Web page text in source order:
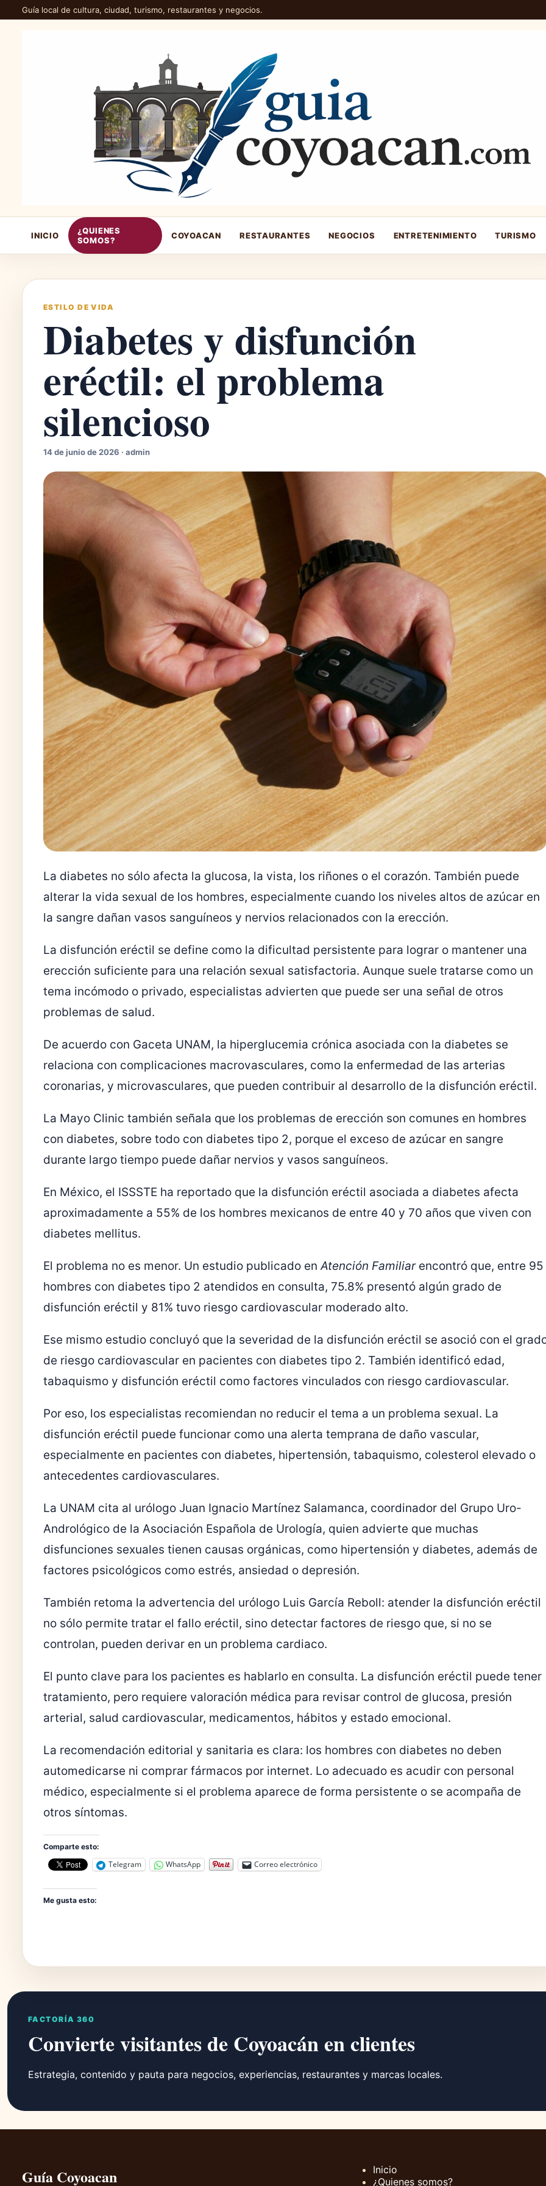
Guía local de cultura, ciudad, turismo, restaurantes y negocios.
INICIO
¿QUIENES
SOMOS?
COYOACAN RESTAURANTES NEGOCIOS ENTRETENIMIENTO TURISMO
ESTILO DE VIDA
Diabetes y disfunción
eréctil: el problema
silencioso
14 de junio de 2026 · admin
La diabetes no sólo afecta la glucosa, la vista, los riñones o el corazón. También puede
alterar la vida sexual de los hombres, especialmente cuando los niveles altos de azúcar en
la sangre dañan vasos sanguíneos y nervios relacionados con la erección.
La disfunción eréctil se define como la dificultad persistente para lograr o mantener una
erección suficiente para una relación sexual satisfactoria. Aunque suele tratarse como un
tema incómodo o privado, especialistas advierten que puede ser una señal de otros
problemas de salud.
De acuerdo con Gaceta UNAM, la hiperglucemia crónica asociada con la diabetes se
relaciona con complicaciones macrovasculares, como la enfermedad de las arterias
coronarias, y microvasculares, que pueden contribuir al desarrollo de la disfunción eréctil.
La Mayo Clinic también señala que los problemas de erección son comunes en hombres
con diabetes, sobre todo con diabetes tipo 2, porque el exceso de azúcar en sangre
durante largo tiempo puede dañar nervios y vasos sanguíneos.
En México, el ISSSTE ha reportado que la disfunción eréctil asociada a diabetes afecta
aproximadamente a 55% de los hombres mexicanos de entre 40 y 70 años que viven con
diabetes mellitus.
El problema no es menor. Un estudio publicado enAtención Familiarencontró que, entre 95
hombres con diabetes tipo 2 atendidos en consulta, 75.8% presentó algún grado de
disfunción eréctil y 81% tuvo riesgo cardiovascular moderado alto.
Ese mismo estudio concluyó que la severidad de la disfunción eréctil se asoció con el
de riesgo cardiovascular en pacientes con diabetes tipo 2. También identificó edad,
tabaquismo y disfunción eréctil como factores vinculados con riesgo cardiovascular.
Por eso, los especialistas recomiendan no reducir el tema a un problema sexual. La
disfunción eréctil puede funcionar como una alerta temprana de daño vascular,
especialmente en pacientes con diabetes, hipertensión, tabaquismo, colesterol elevado o
antecedentes cardiovasculares.
La UNAM cita al urólogo Juan Ignacio Martínez Salamanca, coordinador del Grupo Uro-
Andrológico de la Asociación Española de Urología, quien advierte que muchas
disfunciones sexuales tienen causas orgánicas, como hipertensión y diabetes, además de
factores psicológicos como estrés, ansiedad o depresión.
También retoma la advertencia del urólogo Luis García Reboll: atender la disfunción eréctil
no sólo permite tratar el fallo eréctil, sino detectar factores de riesgo que, si no se
controlan, pueden derivar en un problema cardiaco.
El punto clave para los pacientes es hablarlo en consulta. La disfunción eréctil puede tener
tratamiento, pero requiere valoración médica para revisar control de glucosa, presión
arterial, salud cardiovascular, medicamentos, hábitos y estado emocional.
La recomendación editorial y sanitaria es clara: los hombres con diabetes no deben
automedicarse ni comprar fármacos por internet. Lo adecuado es acudir con personal
médico, especialmente si el problema aparece de forma persistente o se acompaña de
otros síntomas.
Comparte esto:
Telegram WhatsApp Correo electrónico
Me gusta esto:
FACTORÍA 360
Convierte visitantes de Coyoacán en clientes
Estrategia, contenido y pauta para negocios, experiencias, restaurantes y marcas locales.
Guía Coyoacan
Inicio
¿Quienes somos?